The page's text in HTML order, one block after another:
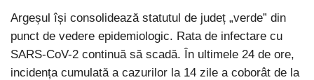
Argeșul își consolidează statutul de județ „verde” din
punct de vedere epidemiologic. Rata de infectare cu
SARS-CoV-2 continuă să scadă. În ultimele 24 de ore,
incidența cumulată a cazurilor la 14 zile a coborât de la